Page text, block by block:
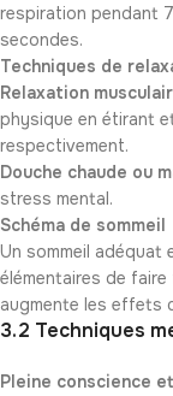
respiration pendant
secondes.
Techniques de
Relaxation
physique en étirant
respectivement.
Douche chaude ou
stress mental.
Schéma de sommeil
Un sommeil adéquat
élémentaires de
augmente les effets
3.2 Techniques
Pleine conscience